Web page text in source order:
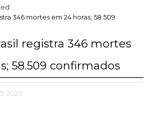
346 mortes em 24 horas; 58.509
registra 346 mortes
58.509 confirmados
2020